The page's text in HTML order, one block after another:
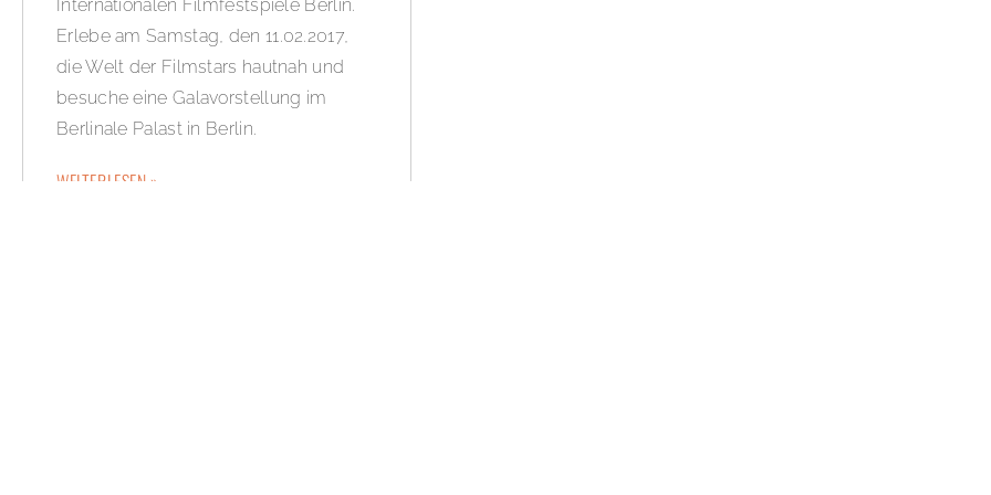
Internationalen Filmfestspiele Berlin.
Erlebe am Samstag, den 11.02.2017,
die Welt der Filmstars hautnah und
besuche eine Galavorstellung im
Berlinale Palast in Berlin.
WEITERLESEN »